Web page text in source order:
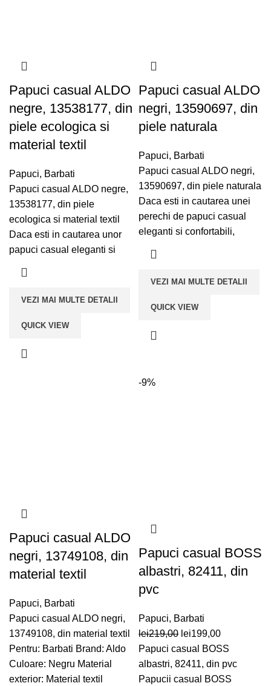
Papuci casual ALDO
negre, 13538177, din
piele ecologica si
material textil
Papuci, Barbati
Papuci casual ALDO negre,
13538177, din piele
ecologica si material textil
Daca esti in cautarea unor
papuci casual eleganti si
VEZI MAI MULTE DETALII
QUICK VIEW
Papuci casual ALDO
negri, 13590697, din
piele naturala
Papuci, Barbati
Papuci casual ALDO negri,
13590697, din piele naturala
Daca esti in cautarea unei
perechi de papuci casual
eleganti si confortabili,
VEZI MAI MULTE DETALII
QUICK VIEW
Papuci casual ALDO
negri, 13749108, din
material textil
Papuci, Barbati
Papuci casual ALDO negri,
13749108, din material textil
Pentru: Barbati Brand: Aldo
Culoare: Negru Material
exterior: Material textil
-9%
Papuci casual BOSS
albastri, 82411, din
pvc
Papuci, Barbati
lei219,00 Prețul
inițial
a
fost:
lei199,00Prețul
curent
este:
lei199,00.
Papuci casual BOSS
albastri, 82411, din pvc
Papucii casual BOSS